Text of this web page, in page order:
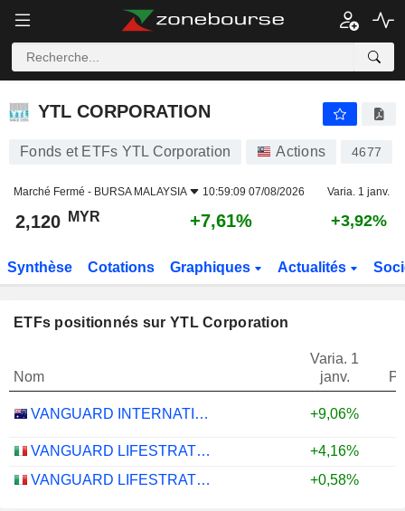
YTL CORPORATION
YTL CORPORATION
Fonds et ETFs YTL Corporation Actions 4677
Marché Fermé - BURSA MALAYSIA 10:59:09 07/08/2026 Varia. 1 janv.
2,120 MYR +7,61% +3,92%
Synthèse Cotations Graphiques Actualités
ETFs positionnés sur YTL Corporation
Nom
Varia. 1
janv.
VANGUARD INTERNATIONAL EQUITY INDEX FUNDS - VANGUARD FTSE ALL-WORLD EX-US ETF +9,06%
VANGUARD LIFESTRATEGY 40% EQUITY UCITS ETF - DISTRIBUTING - EUR +4,16%
VANGUARD LIFESTRATEGY 20% EQUITY UCITS ETF - DISTRIBUTING - EUR
+0,58%